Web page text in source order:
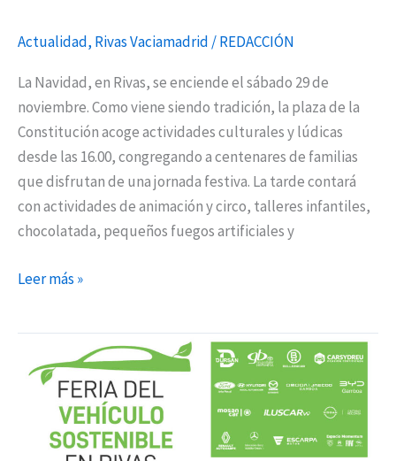
Actualidad, Rivas Vaciamadrid /REDACCIÓN
La Navidad, en Rivas, se enciende el sábado 29 de
noviembre. Como viene siendo tradición, la plaza de la
Constitución acoge actividades culturales y lúdicas
desde las 16.00, congregando a centenares de familias
que disfrutan de una jornada festiva. La tarde contará
con actividades de animación y circo, talleres infantiles,
chocolatada, pequeños fuegos artificiales y
Leer más »
Feria
Vehículo
Sostenible